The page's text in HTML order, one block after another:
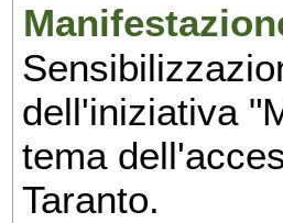
dell'iniziativa
tema
Taranto.